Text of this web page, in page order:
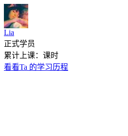
Lia
正式学员
累计上课：课时
看看Ta 的学习历程